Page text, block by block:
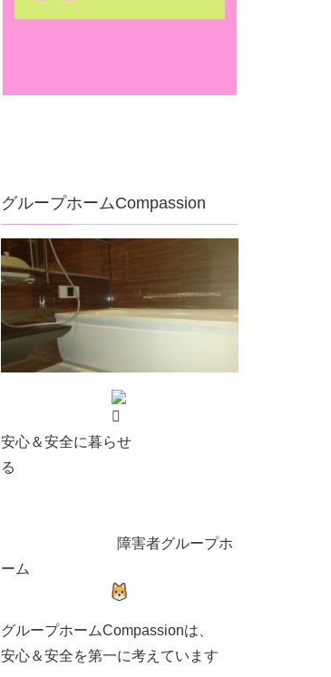
グループホームCompassion
安心＆安全に暮らせ
る
障害者グループホ
ーム
グループホームCompassionは、
安心＆安全を第一に考えています